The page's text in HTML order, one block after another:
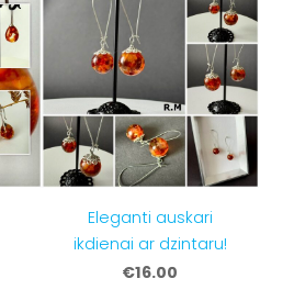
Eleganti auskari
ikdienai ar dzintaru!
€16.00